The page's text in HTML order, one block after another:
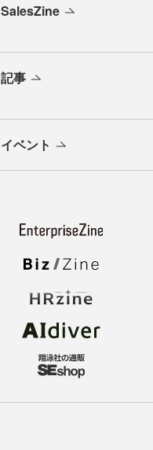
SalesZine
記事
イベント